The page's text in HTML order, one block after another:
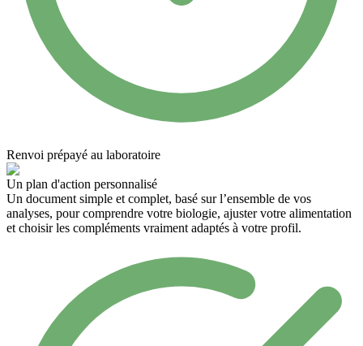
Renvoi prépayé au laboratoire
Un plan d'action personnalisé
Un document simple et complet, basé sur l’ensemble de vos
analyses, pour comprendre votre biologie, ajuster votre alimentation
et choisir les compléments vraiment adaptés à votre profil.